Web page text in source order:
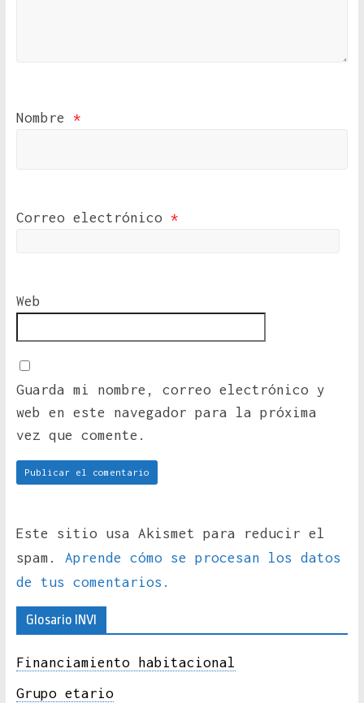
Nombre *
Correo electrónico *
Web
Guarda mi nombre, correo electrónico y
web en este navegador para la próxima
vez que comente.
Este sitio usa Akismet para reducir el
spam. Aprende cómo se procesan los datos
de tus comentarios.
Glosario INVI
Financiamiento habitacional
Grupo etario